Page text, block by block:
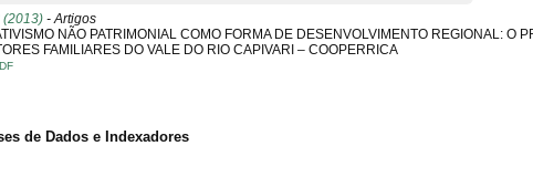
(2013) - Artigos
NÃO PATRIMONIAL COMO FORMA DE DESENVOLVIMENTO REGIONAL: O
FAMILIARES DO VALE DO RIO CAPIVARI – COOPERRICA
de Dados e Indexadores